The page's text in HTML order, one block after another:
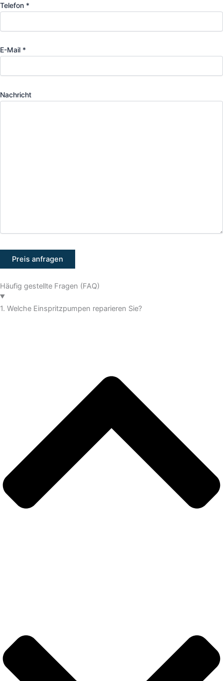
Telefon *
E-Mail *
Nachricht
Häufig gestellte Fragen (FAQ)
1. Welche Einspritzpumpen reparieren Sie?